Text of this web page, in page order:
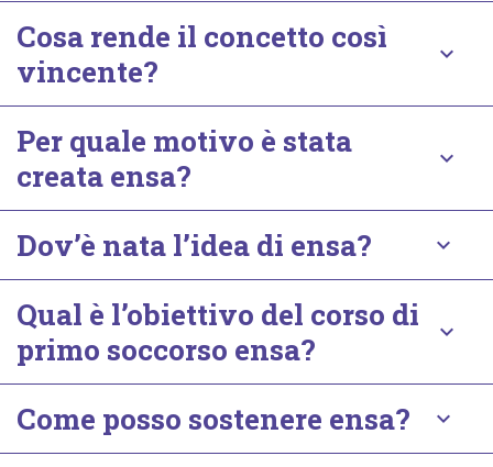
Cosa rende il concetto così
vincente?
keyboard_arrow_down
Per quale motivo è stata
creata ensa?
keyboard_arrow_down
Dov’è nata l’idea di ensa? keyboard_arrow_down
Qual è l’obiettivo del corso di
primo soccorso ensa?
keyboard_arrow_down
Come posso sostenere ensa? keyboard_arrow_down